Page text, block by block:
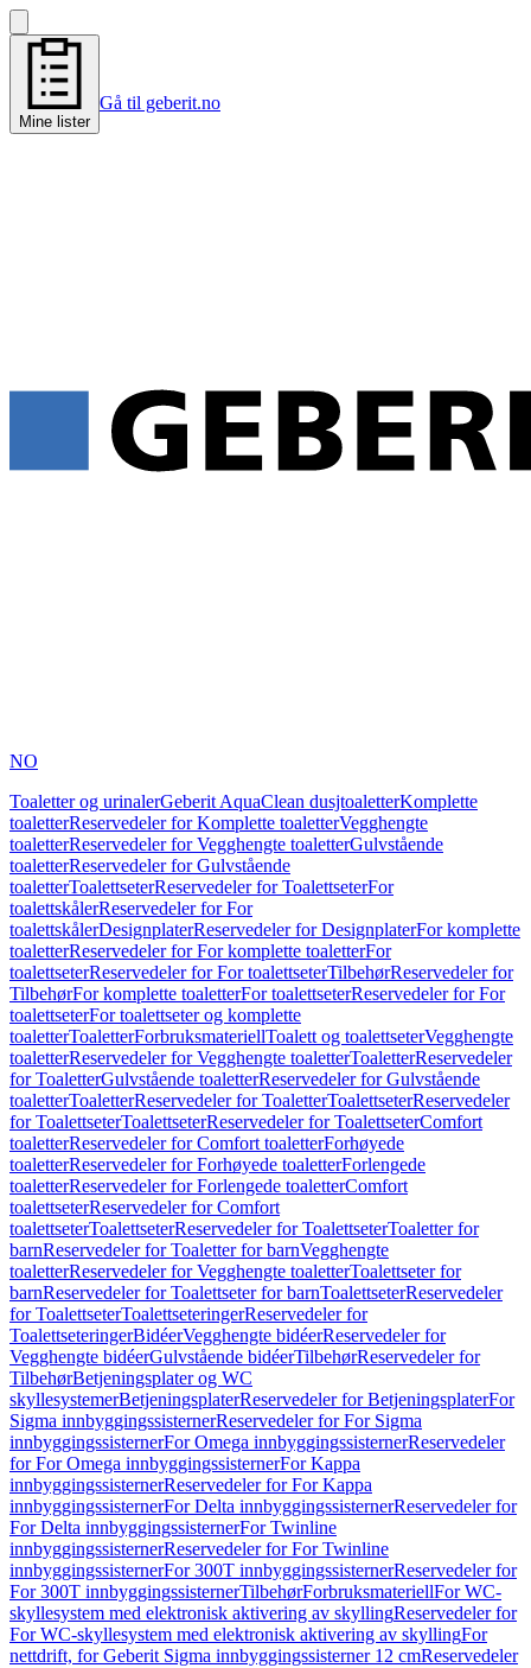
Mine lister
Gå til geberit.no
NO
Toaletter og urinalerGeberit AquaClean dusjtoaletterKomplette
toaletterReservedeler for Komplette toaletterVegghengte
toaletterReservedeler for Vegghengte toaletterGulvstående
toaletterReservedeler for Gulvstående
toaletterToalettseterReservedeler for ToalettseterFor
toalettskålerReservedeler for For
toalettskålerDesignplaterReservedeler for DesignplaterFor komplette
toaletterReservedeler for For komplette toaletterFor
toalettseterReservedeler for For toalettseterTilbehørReservedeler for
TilbehørFor komplette toaletterFor toalettseterReservedeler for For
toalettseterFor toalettseter og komplette
toaletterToaletterForbruksmateriellToalett og toalettseterVegghengte
toaletterReservedeler for Vegghengte toaletterToaletterReservedeler
for ToaletterGulvstående toaletterReservedeler for Gulvstående
toaletterToaletterReservedeler for ToaletterToalettseterReservedeler
for ToalettseterToalettseterReservedeler for ToalettseterComfort
toaletterReservedeler for Comfort toaletterForhøyede
toaletterReservedeler for Forhøyede toaletterForlengede
toaletterReservedeler for Forlengede toaletterComfort
toalettseterReservedeler for Comfort
toalettseterToalettseterReservedeler for ToalettseterToaletter for
barnReservedeler for Toaletter for barnVegghengte
toaletterReservedeler for Vegghengte toaletterToalettseter for
barnReservedeler for Toalettseter for barnToalettseterReservedeler
for ToalettseterToalettseteringerReservedeler for
ToalettseteringerBidéerVegghengte bidéerReservedeler for
Vegghengte bidéerGulvstående bidéerTilbehørReservedeler for
TilbehørBetjeningsplater og WC
skyllesystemerBetjeningsplaterReservedeler for BetjeningsplaterFor
Sigma innbyggingssisternerReservedeler for For Sigma
innbyggingssisternerFor Omega innbyggingssisternerReservedeler
for For Omega innbyggingssisternerFor Kappa
innbyggingssisternerReservedeler for For Kappa
innbyggingssisternerFor Delta innbyggingssisternerReservedeler for
For Delta innbyggingssisternerFor Twinline
innbyggingssisternerReservedeler for For Twinline
innbyggingssisternerFor 300T innbyggingssisternerReservedeler for
For 300T innbyggingssisternerTilbehørForbruksmateriellFor WC-
skyllesystem med elektronisk aktivering av skyllingReservedeler for
For WC-skyllesystem med elektronisk aktivering av skyllingFor
nettdrift, for Geberit Sigma innbyggingssisterner 12 cmReservedeler